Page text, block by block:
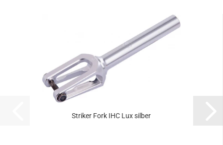
Striker Fork IHC Lux silber